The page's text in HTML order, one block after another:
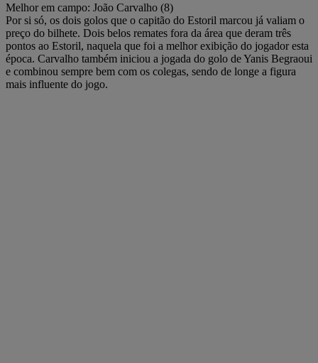
Melhor em campo: João Carvalho (8)
Por si só, os dois golos que o capitão do Estoril marcou já valiam o
preço do bilhete. Dois belos remates fora da área que deram três
pontos ao Estoril, naquela que foi a melhor exibição do jogador esta
época. Carvalho também iniciou a jogada do golo de Yanis Begraoui
e combinou sempre bem com os colegas, sendo de longe a figura
mais influente do jogo.